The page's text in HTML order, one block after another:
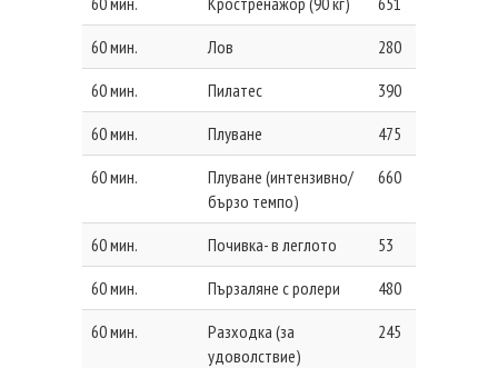
60 мин.
Лов
280
60 мин.
Пилатес
390
60 мин.
Плуване
475
60 мин.
Плуване (интензивно/
бързо темпо)
660
60 мин. Почивка- в леглото
53
60 мин.
Пързаляне с ролери
480
60 мин.
Разходка (за
удоволствие)
245